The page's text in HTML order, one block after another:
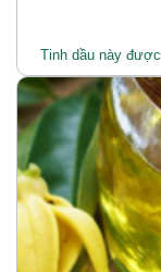
Tinh dầu này